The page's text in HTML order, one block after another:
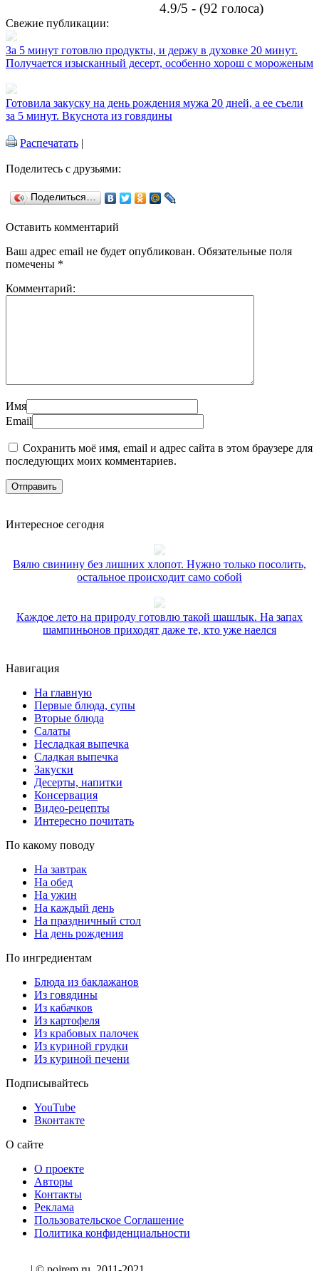
4.9/5 - (92 голоса)
Свежие публикации:
За 5 минут готовлю продукты, и держу в духовке 20 минут.
Получается изысканный десерт, особенно хорош с мороженым
Готовила закуску на день рождения мужа 20 дней, а ее съели
за 5 минут. Вкуснота из говядины
Распечатать |
Поделитесь с друзьями:
Поделиться…
Оставить комментарий
Ваш адрес email не будет опубликован. Обязательные поля
помечены *
Комментарий:
Имя
Email
Сохранить моё имя, email и адрес сайта в этом браузере для
последующих моих комментариев.
Интересное сегодня
Вялю свинину без лишних хлопот. Нужно только посолить,
остальное происходит само собой
Каждое лето на природу готовлю такой шашлык. На запах
шампиньонов приходят даже те, кто уже наелся
Навигация
На главную
Первые блюда, супы
Вторые блюда
Салаты
Несладкая выпечка
Сладкая выпечка
Закуски
Десерты, напитки
Консервация
Видео-рецепты
Интересно почитать
По какому поводу
На завтрак
На обед
На ужин
На каждый день
На праздничный стол
На день рождения
По ингредиентам
Блюда из баклажанов
Из говядины
Из кабачков
Из картофеля
Из крабовых палочек
Из куриной грудки
Из куриной печени
Подписывайтесь
YouTube
Вконтакте
О сайте
О проекте
Авторы
Контакты
Реклама
Пользовательское Соглашение
Политика конфиденциальности